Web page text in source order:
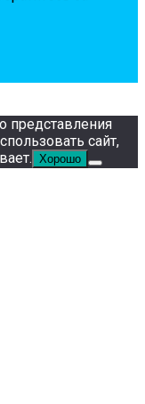
представления
сайт,
Хорошо